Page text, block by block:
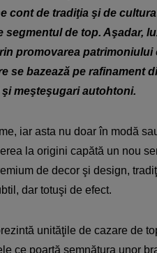
cont de tradiţia şi de
segmentul de top. Aşadar,
promovarea
se bazează pe rafinament
meşteşugari autohtoni.
iar asta nu doar în modă
la origini capătă un nou
de decor şi design,
dar totuşi de efect.
unităţile de cazare de
ce poartă semnătura unor